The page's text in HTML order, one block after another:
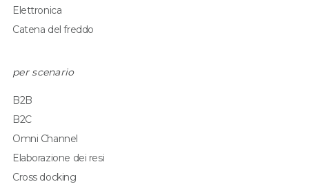
Elettronica
Catena del freddo
per scenario
B2B
B2C
Omni Channel
Elaborazione dei resi
Cross docking